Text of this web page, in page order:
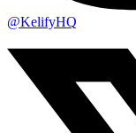
@KelifyHQ